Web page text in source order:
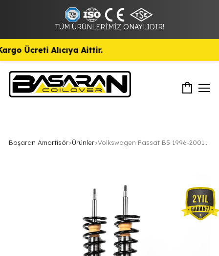
TÜM ÜRÜNLERİMİZ ONAYLIDIR!
Ücreti Alıcıya Aittir.
Başaran Amortisör>Ürünler> Volkswagen Passat B5 1996-2001 Uyumlu Coilover Ayarlı Amortisör 15 Cm